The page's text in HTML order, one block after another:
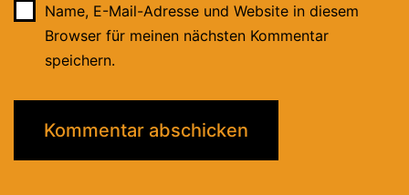
Name, E-Mail-Adresse und Website in diesem
Browser für meinen nächsten Kommentar
speichern.